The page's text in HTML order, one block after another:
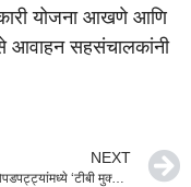
योजना आखणे आणि
आवाहन सहसंचालकांनी
NEXT
मुंबईतील झोपडपट्ट्यांमध्ये ‘टीबी मुक्त भारत’ अभियानाची धडक! राज्यपाल जिष्णु देव वर्मा यांचा मोठा पुढाकार